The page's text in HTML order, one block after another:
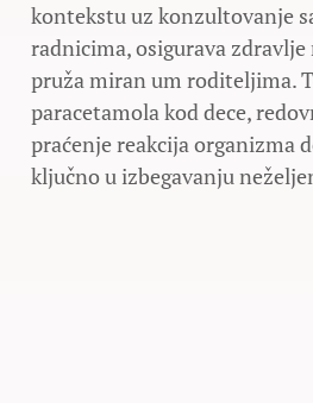
kontekstu uz konzultovanje
radnicima, osigurava
pruža miran um roditeljima.
paracetamola kod dece,
praćenje reakcija organizma
ključno u izbegavanju